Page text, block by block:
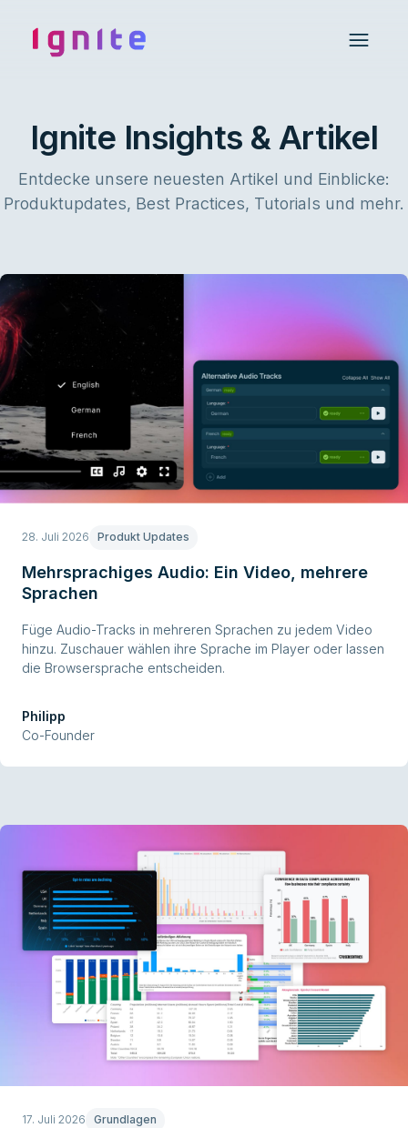
Ignite • Video Experience Cloud
Open
Ignite Insights & Artikel
Entdecke unsere neuesten Artikel und Einblicke:
Produktupdates, Best Practices, Tutorials und mehr.
28. Juli 2026 Produkt Updates
Mehrsprachiges Audio: Ein Video, mehrere
Sprachen
Füge Audio-Tracks in mehreren Sprachen zu jedem Video
hinzu. Zuschauer wählen ihre Sprache im Player oder lassen
die Browsersprache entscheiden.
Philipp
Co-Founder
17. Juli 2026 Grundlagen